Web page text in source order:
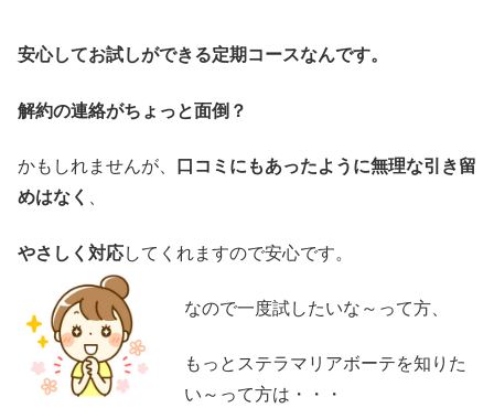
安心してお試しができる定期コースなんです。
解約の連絡がちょっと面倒？
かもしれませんが、 口コミにもあったように無理な引き留
めはなく 、
やさしく対応してくれますので安心です。
なので一度試したいな～って方、
もっとステラマリアボーテを知りた
い～って方は・・・